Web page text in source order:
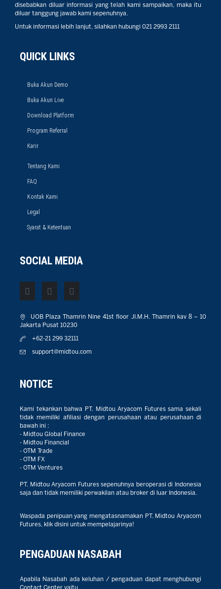
disebabkan diluar informasi yang telah kami sampaikan, maka itu
diluar tanggung jawab kami sepenuhnya.
Untuk informasi lebih lanjut, silahkan hubungi 021 2993 2111
QUICK LINKS
Buka Akun Demo
Buka Akun Live
Download Platform
Program Referral
Karir
Tentang Kami
FAQ
Kontak Kami
Legal
Syarat & Ketentuan
SOCIAL MEDIA
UOB Plaza Thamrin Nine 41st floor JI.M.H. Thamrin kav 8 – 10
Jakarta Pusat 10230
+62-21 299 32111
support@midtou.com
NOTICE
Kami tekankan bahwa PT. Midtou Aryacom Futures sama sekali
tidak memiliki afiliasi dengan perusahaan atau perusahaan di
bawah ini :
- Midtou Global Finance
- Midtou Financial
- OTM Trade
- OTM FX
- OTM Ventures
PT. Midtou Aryacom Futures sepenuhnya beroperasi di Indonesia
saja dan tidak memiliki perwakilan atau broker di luar Indonesia.
Waspada penipuan yang mengatasnamakan PT. Midtou Aryacom
Futures, klik disini untuk mempelajarinya!
PENGADUAN NASABAH
Apabila Nasabah ada keluhan / pengaduan dapat menghubungi
Contact Center yaitu